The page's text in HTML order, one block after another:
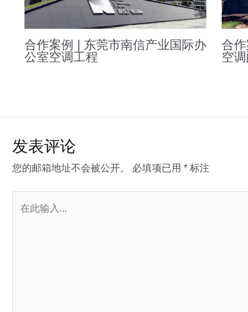
合作案例 | 东莞市南信产业国际办
公室空调工程
合
空
发表评论
您的邮箱地址不会被公开。 必填项已用 * 标注